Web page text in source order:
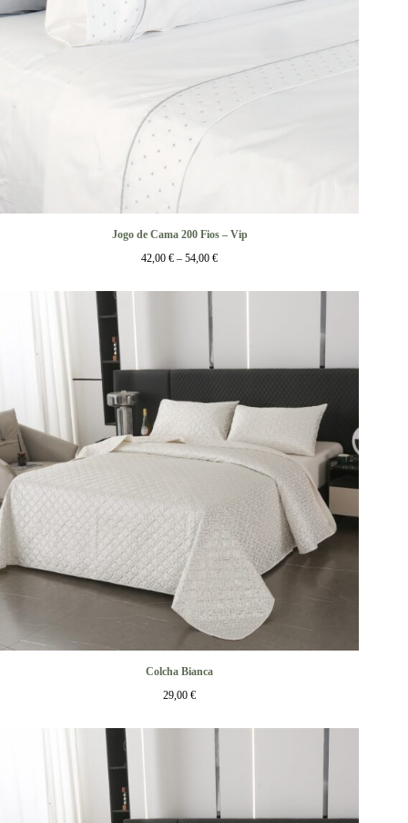
Jogo de Cama 200 Fios – Vip
42,00€ – 54,00€
Colcha Bianca
29,00€